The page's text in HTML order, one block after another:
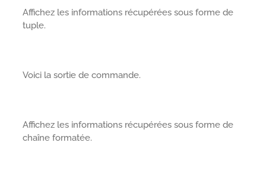
Affichez les informations récupérées sous forme de
tuple.
Voici la sortie de commande.
Affichez les informations récupérées sous forme de
chaîne formatée.